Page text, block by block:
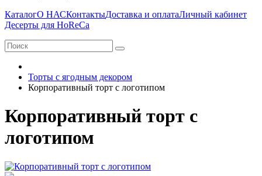
КаталогО НАСКонтактыДоставка и оплатаЛичный кабинет
Десерты для HoReCa
Торты с ягодным декором
Корпоративный торт с логотипом
Корпоративный торт с
логотипом